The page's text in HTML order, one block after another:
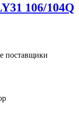
106/104Q
поставщики